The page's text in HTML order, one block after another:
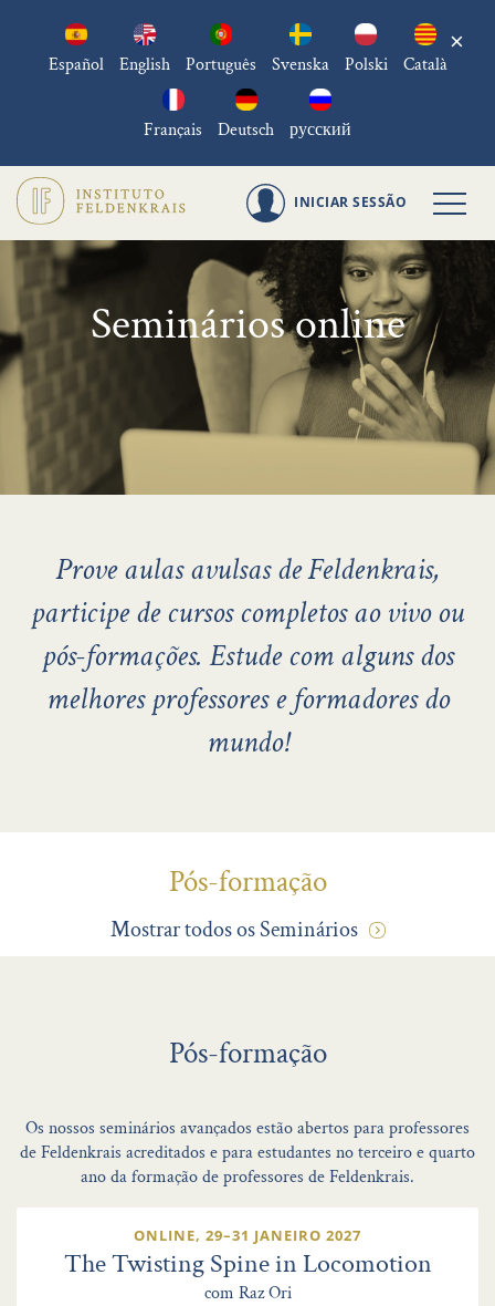
Español English Português Svenska Polski Català
Français Deutsch русский
×
INICIAR SESSÃO
Seminários online
Prove aulas avulsas de Feldenkrais,
participe de cursos completos ao vivo ou
pós-formações. Estude com alguns dos
melhores professores e formadores do
mundo!
Pós-formação
Mostrar todos os Seminários
Pós-formação
Os nossos seminários avançados estão abertos para professores
de Feldenkrais acreditados e para estudantes no terceiro e quarto
ano da formação de professores de Feldenkrais.
ONLINE, 29–31 JANEIRO 2027
The Twisting Spine in Locomotion
com Raz Ori